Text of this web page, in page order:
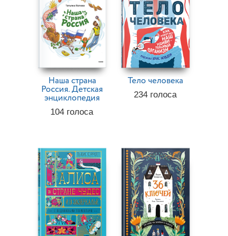
104 голоса
Наша страна
Россия. Детская
энциклопедия 234 голоса
Тело человека